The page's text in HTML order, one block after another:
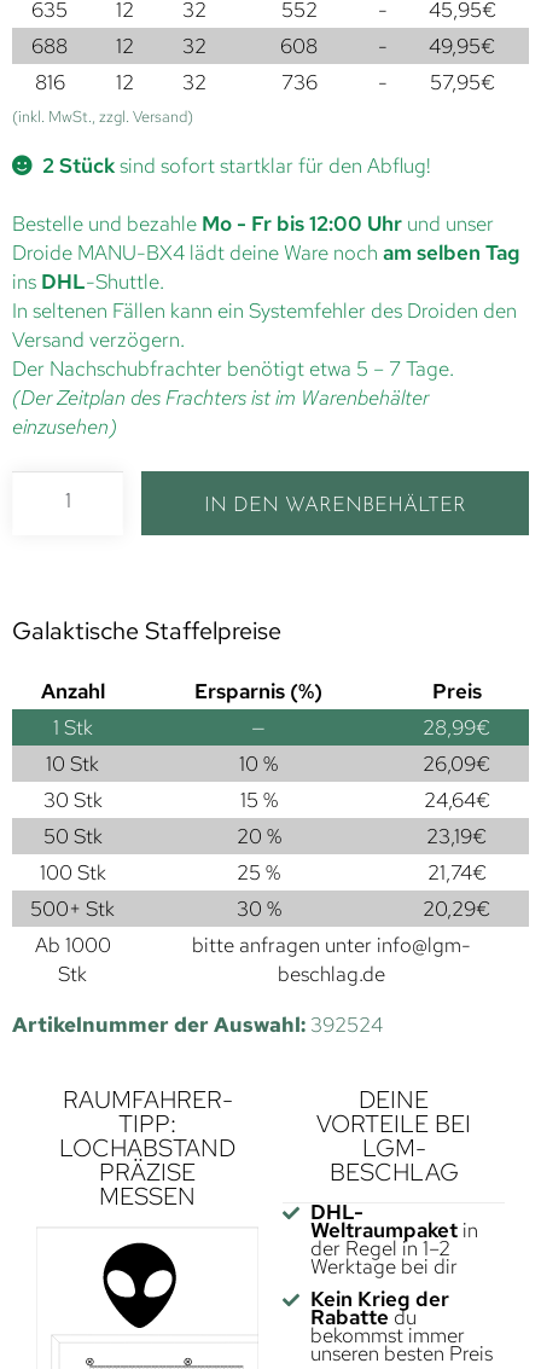
635
12 32 552 - 45,95€
688
12 32 608 - 49,95€
816
12 32 736 - 57,95€
(inkl. MwSt., zzgl. Versand)
2 Stücksind sofort startklar für den Abflug!
Bestelle und bezahle Mo - Fr bis 12:00 Uhr und unser
Droide MANU-BX4 lädt deine Ware noch am selben Tag
ins DHL-Shuttle.
In seltenen Fällen kann ein Systemfehler des Droiden den
Versand verzögern.
Der Nachschubfrachter benötigt etwa 5 – 7 Tage.
(Der Zeitplan des Frachters ist im Warenbehälter
einzusehen)
IN DEN WARENBEHÄLTER
Galaktische Staffelpreise
Anzahl Ersparnis (%)
Preis
1 Stk — 28,99€
10 Stk
10 % 26,09€
30 Stk
15 % 24,64€
50 Stk
20 % 23,19€
100 Stk
25 % 21,74€
500+ Stk
30 % 20,29€
Ab 1000
Stk
bitte anfragen unter info@lgm-
beschlag.de
Artikelnummer der Auswahl: 392524
RAUMFAHRER-
TIPP:
LOCHABSTAND
PRÄZISE
MESSEN
DEINE
VORTEILE BEI
LGM-
BESCHLAG
DHL-
Weltraumpaketin
der Regel in 1–2
Werktage bei dir
Kein Krieg der
Rabatte du
bekommst immer
unseren besten Preis